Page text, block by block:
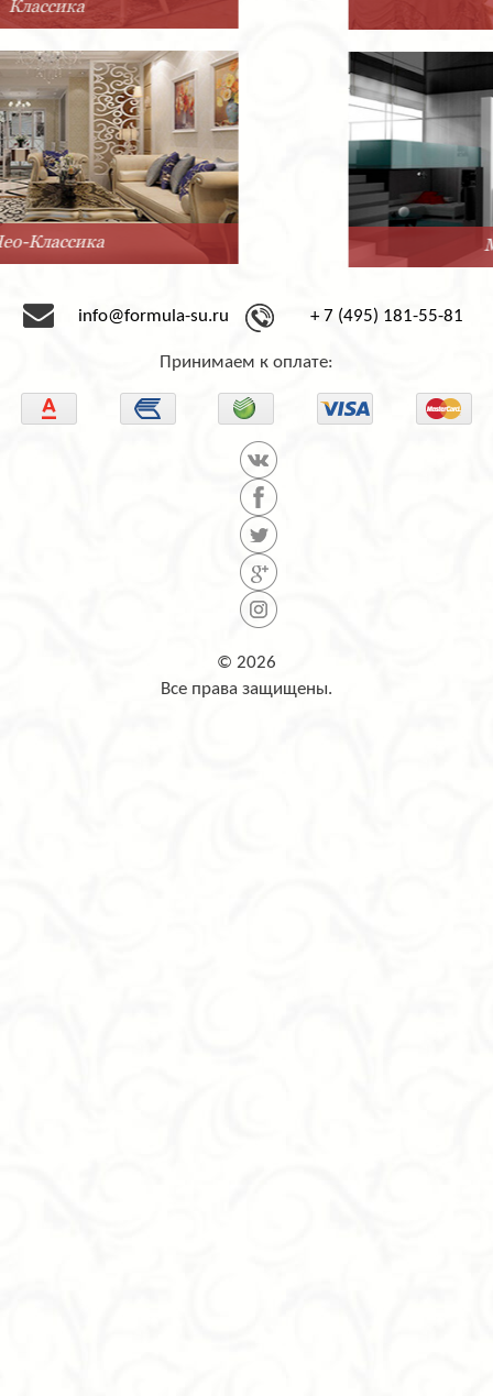
Минимализм
info@formula-su.ru + 7 (495) 181-55-81
Принимаем к оплате:
© 2026
Все права защищены.